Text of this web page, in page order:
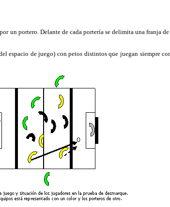
un portero. Delante de cada portería se delimita una franja
espacio de juego) con petos distintos que juegan siempre